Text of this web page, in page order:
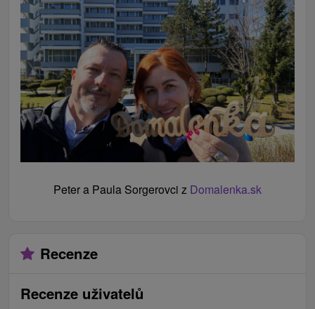
Peter a Paula Sorgerovci z Domalenka.sk
Recenze
Recenze uživatelů